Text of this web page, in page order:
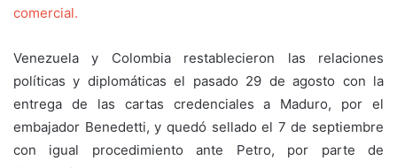
comercial.
Venezuela y Colombia restablecieron las relaciones
políticas y diplomáticas el pasado 29 de agosto con la
entrega de las cartas credenciales a Maduro, por el
embajador Benedetti, y quedó sellado el 7 de septiembre
con igual procedimiento ante Petro, por parte de